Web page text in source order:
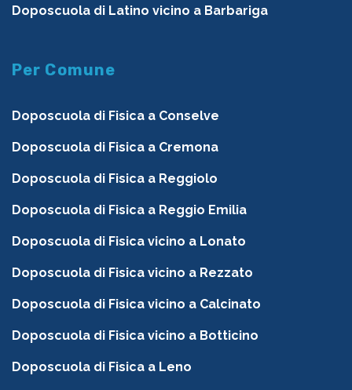
Doposcuola di Latino vicino a Barbariga
Per Comune
Doposcuola di Fisica a Conselve
Doposcuola di Fisica a Cremona
Doposcuola di Fisica a Reggiolo
Doposcuola di Fisica a Reggio Emilia
Doposcuola di Fisica vicino a Lonato
Doposcuola di Fisica vicino a Rezzato
Doposcuola di Fisica vicino a Calcinato
Doposcuola di Fisica vicino a Botticino
Doposcuola di Fisica a Leno